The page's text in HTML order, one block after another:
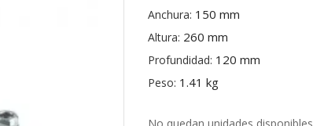
Anchura: 150 mm
Altura: 260 mm
Profundidad: 120 mm
Peso: 1.41 kg
No quedan unidades disponibles